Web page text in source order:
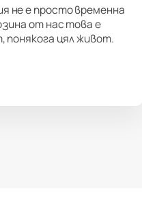
не е просто временна
от нас това е
понякога цял живот.